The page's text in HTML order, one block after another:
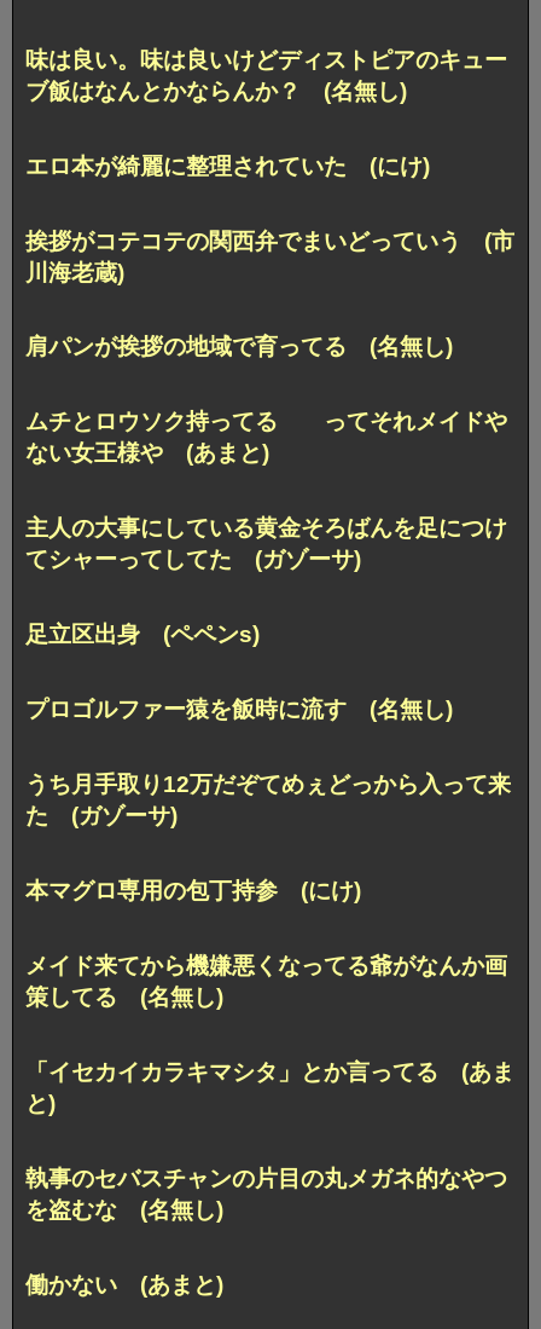
味は良い。味は良いけどディストピアのキュー
ブ飯はなんとかならんか？ (名無し)
エロ本が綺麗に整理されていた (にけ)
挨拶がコテコテの関西弁でまいどっていう (市
川海老蔵)
肩パンが挨拶の地域で育ってる (名無し)
ムチとロウソク持ってる ってそれメイドや
ない女王様や (あまと)
主人の大事にしている黄金そろばんを足につけ
てシャーってしてた (ガゾーサ)
足立区出身 (ペペンs)
プロゴルファー猿を飯時に流す (名無し)
うち月手取り12万だぞてめぇどっから入って来
た (ガゾーサ)
本マグロ専用の包丁持参 (にけ)
メイド来てから機嫌悪くなってる爺がなんか画
策してる (名無し)
「イセカイカラキマシタ」とか言ってる (あま
と)
執事のセバスチャンの片目の丸メガネ的なやつ
を盗むな (名無し)
働かない (あまと)